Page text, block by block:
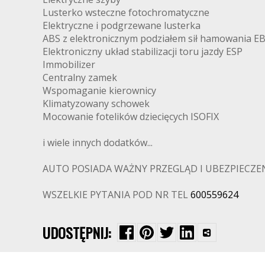
Lusterko wsteczne fotochromatyczne
Elektryczne i podgrzewane lusterka
ABS z elektronicznym podziałem sił hamowania
Elektroniczny układ stabilizacji toru jazdy ESP
Immobilizer
Centralny zamek
Wspomaganie kierownicy
Klimatyzowany schowek
Mocowanie fotelików dziecięcych ISOFIX
i wiele innych dodatków...
AUTO POSIADA WAŻNY PRZEGLĄD I
WSZELKIE PYTANIA POD NR TEL 600559624
UDOSTĘPNIJ: